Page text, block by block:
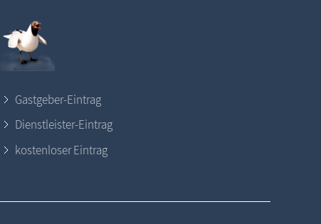
Gastgeber-Eintrag
Dienstleister-Eintrag
kostenloser Eintrag